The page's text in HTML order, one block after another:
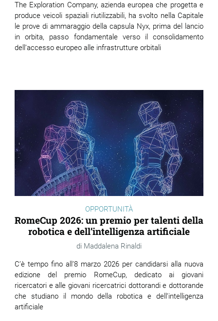
The Exploration Company, azienda europea che progetta e
produce veicoli spaziali riutilizzabili, ha svolto nella Capitale
le prove di ammaraggio della capsula Nyx, prima del lancio
in orbita, passo fondamentale verso il consolidamento
dell’accesso europeo alle infrastrutture orbitali
OPPORTUNITÀ
RomeCup 2026: un premio per talenti della
robotica e dell’intelligenza artificiale
Maddalena Rinaldi
C’è tempo fino all’8 marzo 2026 per candidarsi alla nuova
edizione del premio RomeCup, dedicato ai giovani
ricercatori e alle giovani ricercatrici dottorandi e dottorande
che studiano il mondo della robotica e dell’intelligenza
artificiale